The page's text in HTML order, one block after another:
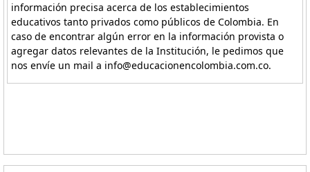
información precisa acerca de los establecimientos
educativos tanto privados como públicos de Colombia. En
caso de encontrar algún error en la información provista o
agregar datos relevantes de la Institución, le pedimos que
nos envíe un mail a info@educacionencolombia.com.co.